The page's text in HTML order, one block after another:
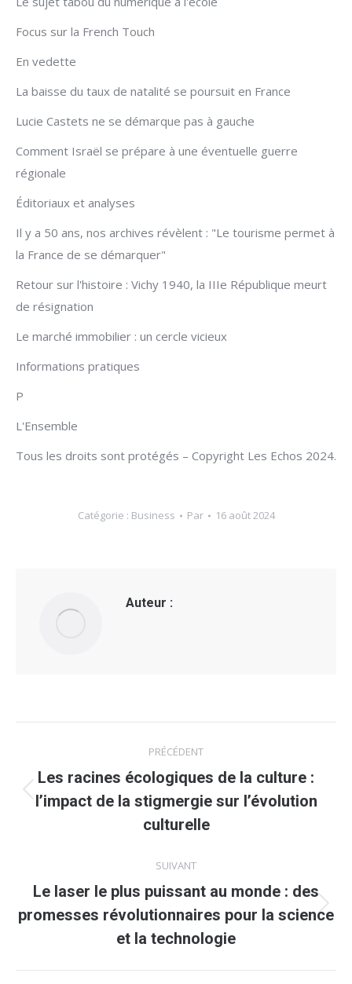
Focus sur la French Touch
En vedette
La baisse du taux de natalité se poursuit en France
Lucie Castets ne se démarque pas à gauche
Comment Israël se prépare à une éventuelle guerre
régionale
Éditoriaux et analyses
Il y a 50 ans, nos archives révèlent : "Le tourisme permet à
la France de se démarquer"
Retour sur l'histoire : Vichy 1940, la IIIe République meurt
de résignation
Le marché immobilier : un cercle vicieux
Informations pratiques
P
L'Ensemble
Tous les droits sont protégés – Copyright Les Echos 2024.
Catégorie : Business Par 16 août 2024
Auteur :
article
PRÉCÉDENT
Article
précédent
Les racines écologiques de la culture :
l’impact de la stigmergie sur l’évolution
culturelle
SUIVANT
Article
suivant
Le laser le plus puissant au monde : des
promesses révolutionnaires pour la science
et la technologie